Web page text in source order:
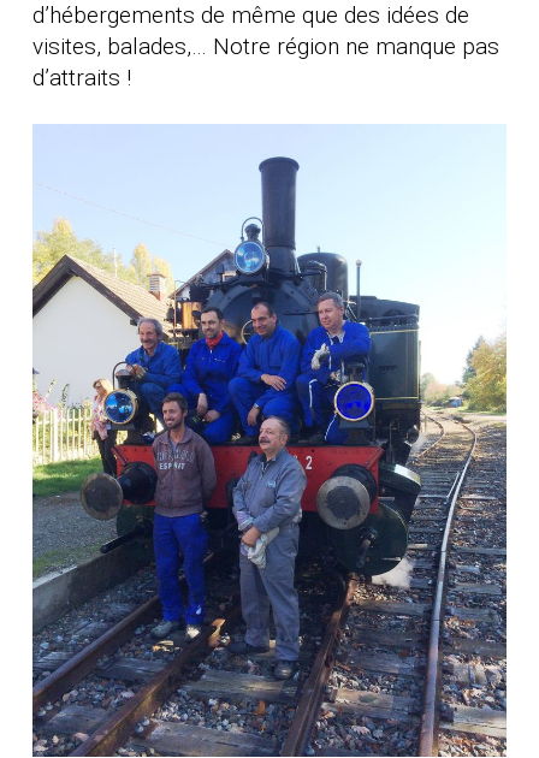
d’hébergements de même que des idées de
visites, balades,… Notre région ne manque pas
d’attraits !